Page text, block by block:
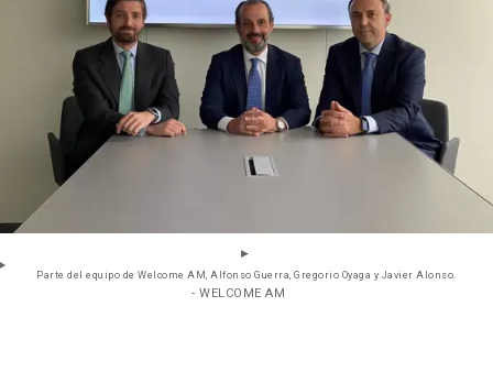
Parte del equipo de Welcome AM, Alfonso Guerra, Gregorio Oyaga y Javier Alonso.
- WELCOME AM